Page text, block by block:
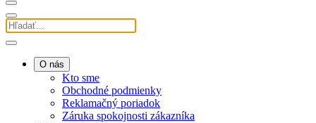
O nás
Kto sme
Obchodné podmienky
Reklamačný poriadok
Záruka spokojnosti zákazníka